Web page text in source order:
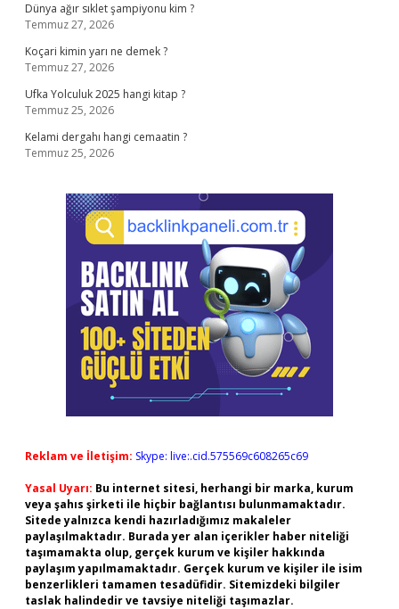
Dünya ağır sıklet şampiyonu kim ?
Temmuz 27, 2026
Koçari kimin yarı ne demek ?
Temmuz 27, 2026
Ufka Yolculuk 2025 hangi kitap ?
Temmuz 25, 2026
Kelami dergahı hangi cemaatin ?
Temmuz 25, 2026
Reklam ve İletişim: Skype: live:.cid.575569c608265c69
Yasal Uyarı: Bu internet sitesi, herhangi bir marka, kurum
veya şahıs şirketi ile hiçbir bağlantısı bulunmamaktadır.
Sitede yalnızca kendi hazırladığımız makaleler
paylaşılmaktadır. Burada yer alan içerikler haber niteliği
taşımamakta olup, gerçek kurum ve kişiler hakkında
paylaşım yapılmamaktadır. Gerçek kurum ve kişiler ile isim
benzerlikleri tamamen tesadüfidir. Sitemizdeki bilgiler
taslak halindedir ve tavsiye niteliği taşımazlar.